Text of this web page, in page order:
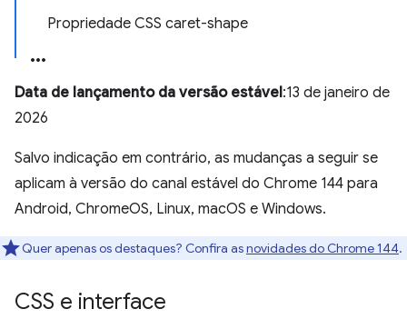
Propriedade CSS caret-shape
Data de lançamento da versão estável:13 de janeiro de
2026
Salvo indicação em contrário, as mudanças a seguir se
aplicam à versão do canal estável do Chrome 144 para
Android, ChromeOS, Linux, macOS e Windows.
Quer apenas os destaques? Confira asnovidades do Chrome 144.
CSS e interface